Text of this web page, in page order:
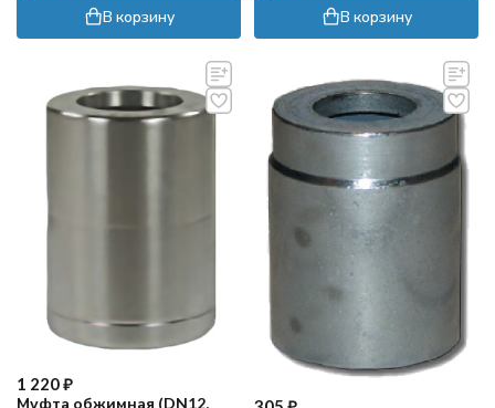
В корзину В корзину
1 220₽
Муфта обжимная (DN12,